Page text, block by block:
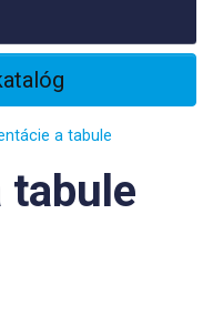
a tabule
tabule